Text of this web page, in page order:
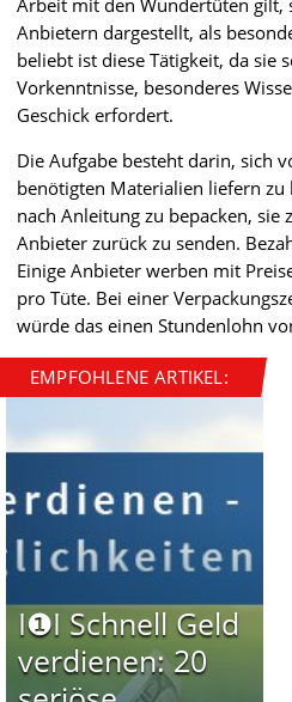
Arbeit mit den Wundertüten gilt,
Anbietern dargestellt, als
beliebt ist diese Tätigkeit, da sie
Vorkenntnisse, besonderes
Geschick erfordert.
Die Aufgabe besteht darin, sich
benötigten Materialien liefern zu
nach Anleitung zu bepacken, sie
Anbieter zurück zu senden.
Einige Anbieter werben mit
pro Tüte. Bei einer
würde das einen Stundenlohn
EMPFOHLENE ARTIKEL:
I❶I Schnell Geld
verdienen: 20